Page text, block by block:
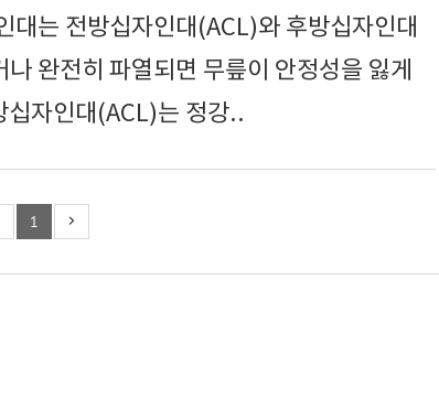
대는 전방십자인대(ACL)와 후방십자인대
완전히 파열되면 무릎이 안정성을 잃게
십자인대(ACL)는 정강..
1